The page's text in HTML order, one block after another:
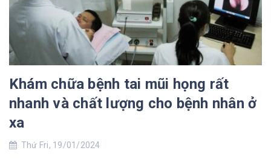
Khám chữa bệnh tai mũi họng rất
nhanh và chất lượng cho bệnh nhân ở
xa
Thứ Fri, 19/01/2024